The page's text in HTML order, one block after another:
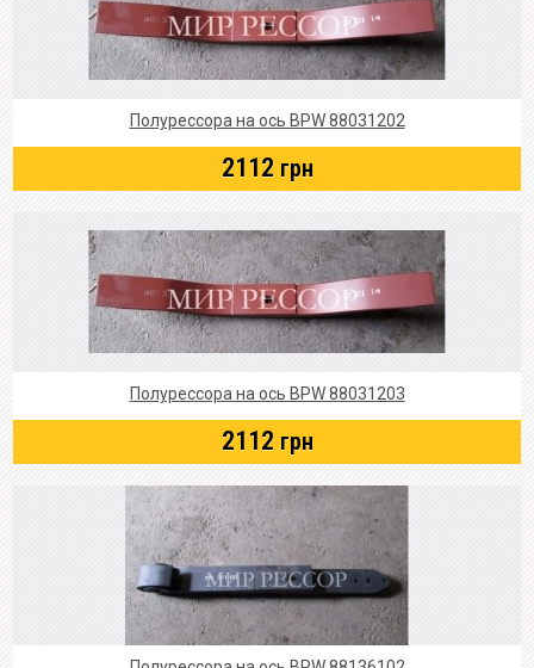
Полурессора на ось BPW 88031202
2112 грн
Полурессора на ось BPW 88031203
2112 грн